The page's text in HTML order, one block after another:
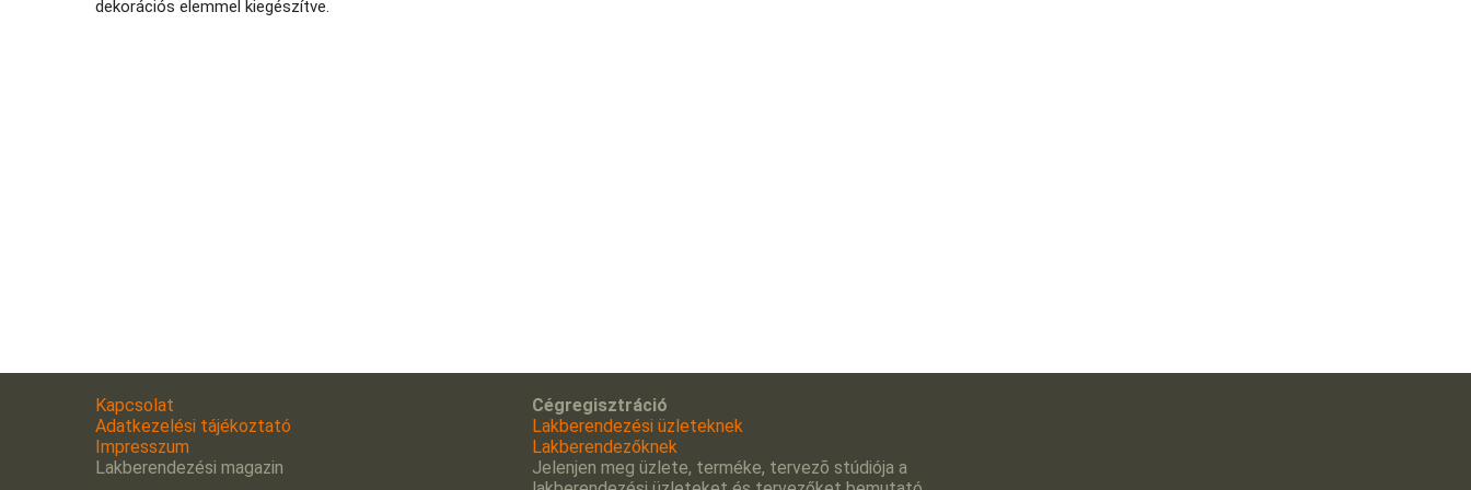
dekorációs elemmel kiegészítve.
Kapcsolat
Adatkezelési tájékoztató
Impresszum
Lakberendezési magazin
Cégregisztráció
Lakberendezési üzleteknek
Lakberendezőknek
Jelenjen meg üzlete, terméke, tervezõ stúdiója a